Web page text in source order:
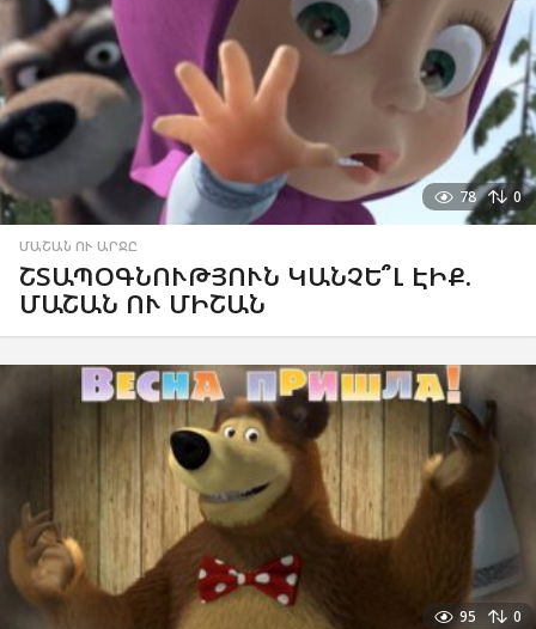
78 0
ՄԱՇԱՆ ՈՒ ԱՐՋԸ
ՇՏԱՊՕԳՆՈՒԹՅՈՒՆ ԿԱՆՉԵ՞Լ ԷԻՔ.
ՄԱՇԱՆ ՈՒ ՄԻՇԱՆ
95 0